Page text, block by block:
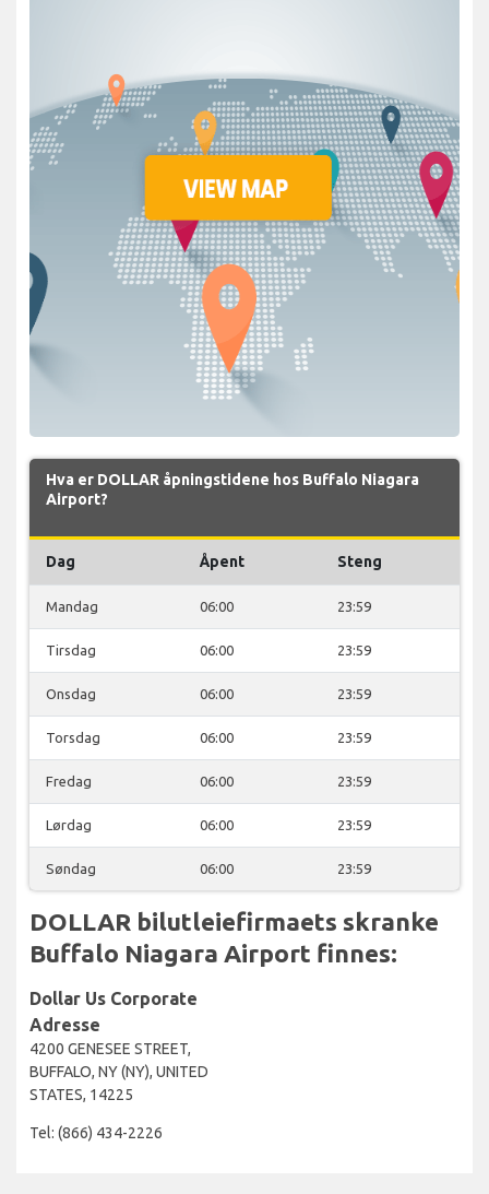
Hva er DOLLAR åpningstidene hos Buffalo Niagara
Airport?
Dag Åpent Steng
Mandag 06:00 23:59
Tirsdag 06:00 23:59
Onsdag 06:00 23:59
Torsdag 06:00 23:59
Fredag 06:00 23:59
Lørdag 06:00 23:59
Søndag 06:00 23:59
DOLLAR bilutleiefirmaets skranke
Buffalo Niagara Airport finnes:
Dollar Us Corporate
Adresse
4200 GENESEE STREET,
BUFFALO, NY (NY), UNITED
STATES, 14225
Tel: (866) 434-2226